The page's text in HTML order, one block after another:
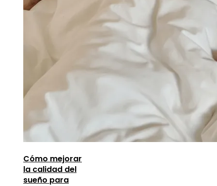
Cómo mejorar
la calidad del
sueño para